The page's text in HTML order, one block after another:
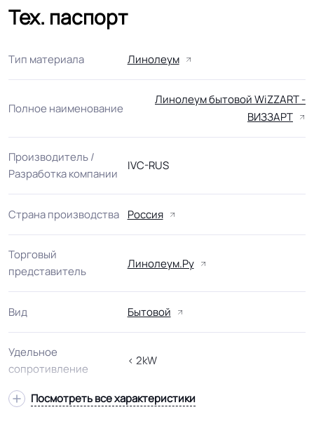
Тех. паспорт
Тип материала Линолеум
Полное наименование
Линолеум бытовой WiZZART -
ВИЗЗАРТ
Производитель /
Разработка компании
IVC-RUS
Страна производства Россия
Торговый
представитель
Линолеум.Ру
Вид Бытовой
Удельное
сопротивление
< 2kW
Гетерогенный многослойный пвх
Посмотреть все характеристики